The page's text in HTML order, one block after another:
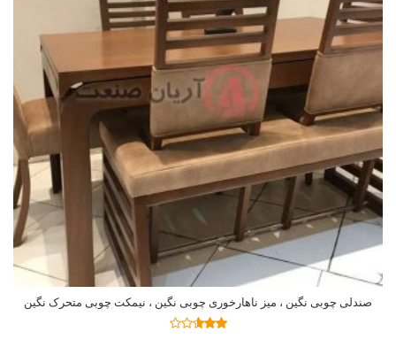
صندلی چوبی نگین ، میز ناهارخوری چوبی نگین ، نیمکت چوبی متحرک نگین
اطلاعات بیشتر